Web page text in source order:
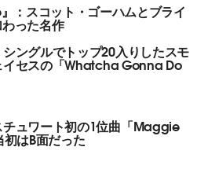
：スコット・ゴーハムとブライ
った名作
ングルでトップ20入りしたスモ
イセスの「Whatcha Gonna Do
チュワート初の1位曲「Maggie
はB面だった